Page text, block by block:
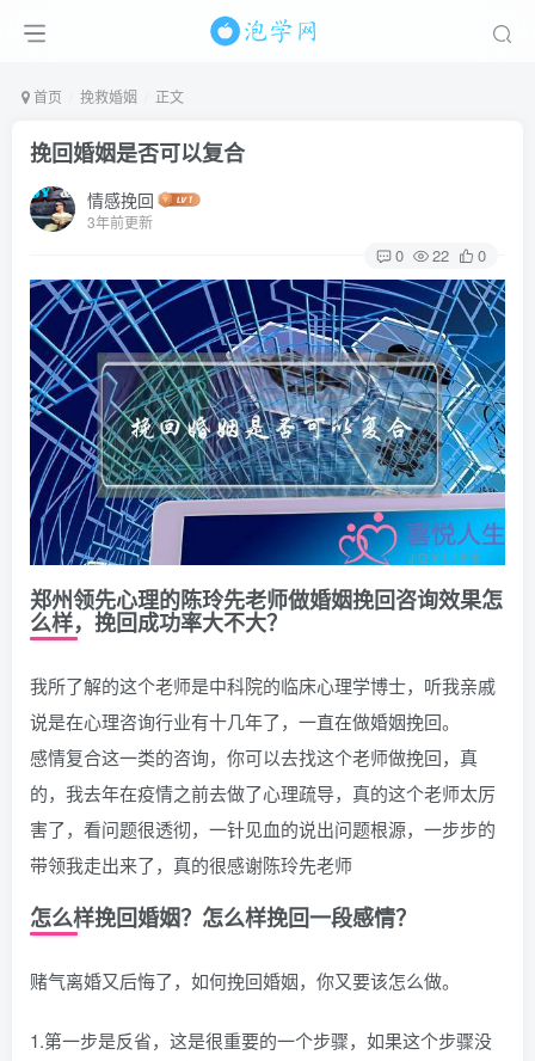
首页 挽救婚姻 正文
挽回婚姻是否可以复合
情感挽回
3年前更新
0 22 0
郑州领先心理的陈玲先老师做婚姻挽回咨询效果怎
么样，挽回成功率大不大？
我所了解的这个老师是中科院的临床心理学博士，听我亲戚
说是在心理咨询行业有十几年了，一直在做婚姻挽回。
感情复合这一类的咨询，你可以去找这个老师做挽回，真
的，我去年在疫情之前去做了心理疏导，真的这个老师太厉
害了，看问题很透彻，一针见血的说出问题根源，一步步的
带领我走出来了，真的很感谢陈玲先老师
怎么样挽回婚姻？怎么样挽回一段感情？
赌气离婚又后悔了，如何挽回婚姻，你又要该怎么做。
1.第一步是反省，这是很重要的一个步骤，如果这个步骤没